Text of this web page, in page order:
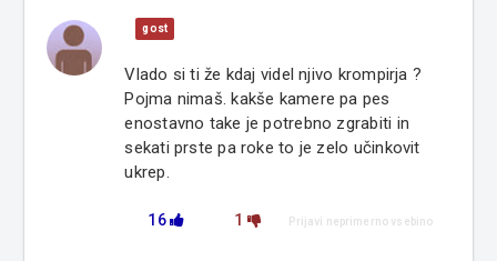
gost
Vlado si ti že kdaj videl njivo krompirja ?
Pojma nimaš. kakše kamere pa pes
enostavno take je potrebno zgrabiti in
sekati prste pa roke to je zelo učinkovit
ukrep.
16 1 Prijavi neprimerno vsebino